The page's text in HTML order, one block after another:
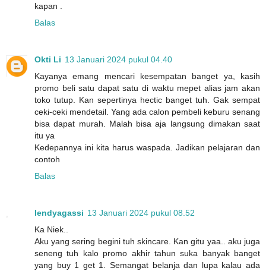
kapan .
Balas
Okti Li 13 Januari 2024 pukul 04.40
Kayanya emang mencari kesempatan banget ya, kasih
promo beli satu dapat satu di waktu mepet alias jam akan
toko tutup. Kan sepertinya hectic banget tuh. Gak sempat
ceki-ceki mendetail. Yang ada calon pembeli keburu senang
bisa dapat murah. Malah bisa aja langsung dimakan saat
itu ya
Kedepannya ini kita harus waspada. Jadikan pelajaran dan
contoh
Balas
lendyagassi 13 Januari 2024 pukul 08.52
Ka Niek..
Aku yang sering begini tuh skincare. Kan gitu yaa.. aku juga
seneng tuh kalo promo akhir tahun suka banyak banget
yang buy 1 get 1. Semangat belanja dan lupa kalau ada